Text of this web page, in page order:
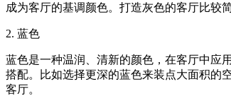
成为客厅的基调颜色。打造灰色的客厅比较
2. 蓝色
蓝色是一种温润、清新的颜色，在客厅中应
搭配。比如选择更深的蓝色来装点大面积的
客厅。